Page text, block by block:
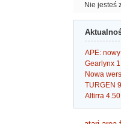
Nie jesteś
APE:
Gearlynx
Nowa
TURGEN
Altirra